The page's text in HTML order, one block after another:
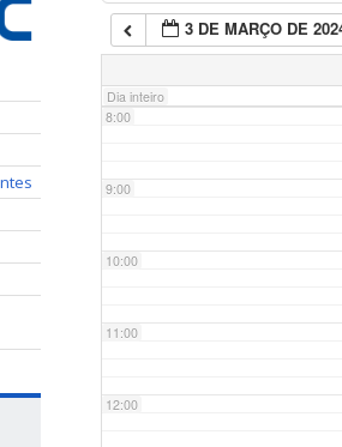
3 DE MARÇO DE
Dia inteiro
7:00
8:00
9:00
10:00
11:00
12:00